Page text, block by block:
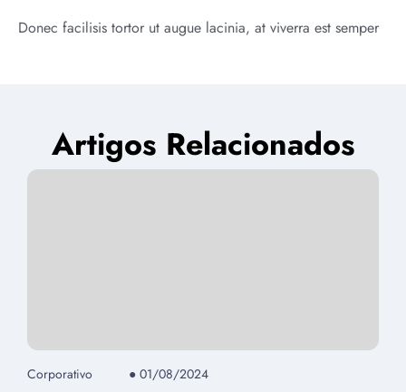
Donec facilisis tortor ut augue lacinia, at viverra est semper
Artigos Relacionados
Corporativo ● 01/08/2024